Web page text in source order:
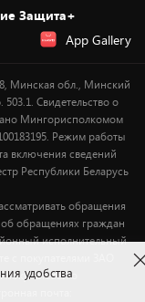
Защита+
App Gallery
Минская обл., Минский
Свидетельство о
Мингорисполкомом
Режим работы
включения сведений
Республики Беларусь
обращения
об обращениях граждан
исполнительный
о
почта:
удобства